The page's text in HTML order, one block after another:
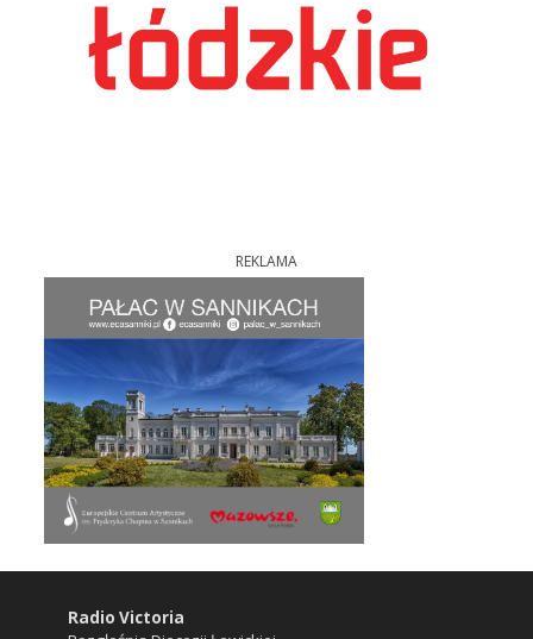
REKLAMA
Radio Victoria